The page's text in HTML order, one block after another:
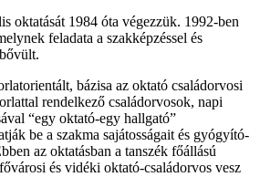
oktatását 1984 óta végezzük. 1992-ben
feladata a szakképzéssel és
bázisa az oktató családorvosi
rendelkező családorvosok, napi
“egy oktató-egy hallgató”
be a szakma sajátosságait és gyógyító-
az oktatásban a tanszék főállású
és vidéki oktató-családorvos vesz